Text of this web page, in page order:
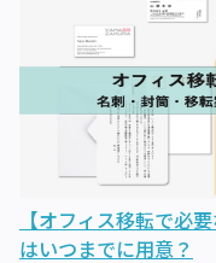
【オフィス移転で必
はいつまでに用意？